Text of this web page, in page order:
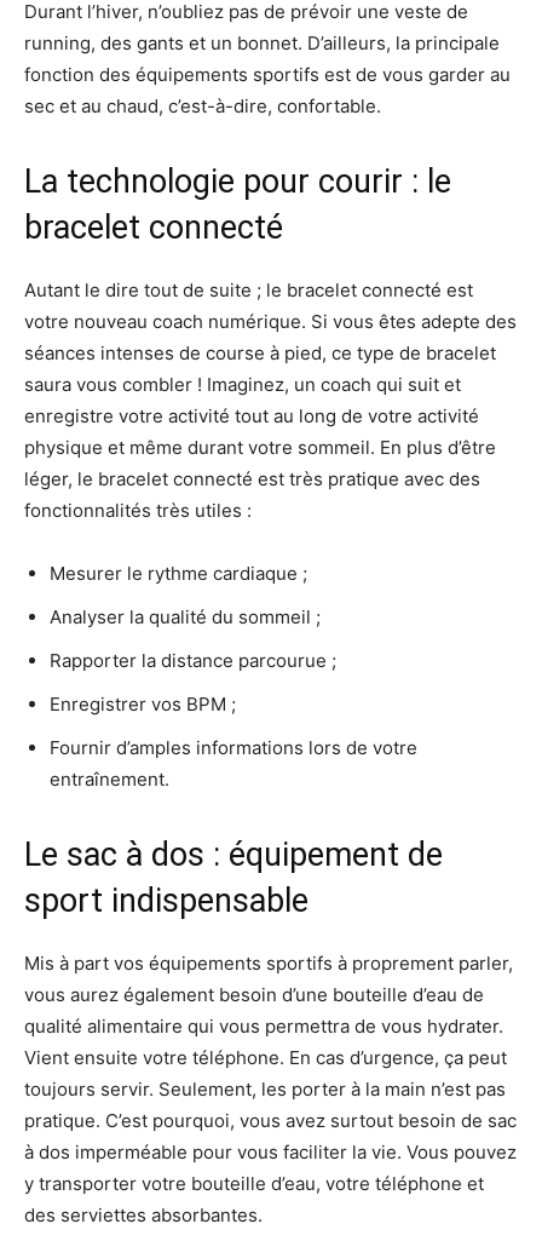
Durant l’hiver, n’oubliez pas de prévoir une veste de
running, des gants et un bonnet. D’ailleurs, la principale
fonction des équipements sportifs est de vous garder au
sec et au chaud, c’est-à-dire, confortable.
La technologie pour courir : le
bracelet connecté
Autant le dire tout de suite ; le bracelet connecté est
votre nouveau coach numérique. Si vous êtes adepte des
séances intenses de course à pied, ce type de bracelet
saura vous combler ! Imaginez, un coach qui suit et
enregistre votre activité tout au long de votre activité
physique et même durant votre sommeil. En plus d’être
léger, le bracelet connecté est très pratique avec des
fonctionnalités très utiles :
Mesurer le rythme cardiaque ;
Analyser la qualité du sommeil ;
Rapporter la distance parcourue ;
Enregistrer vos BPM ;
Fournir d’amples informations lors de votre
entraînement.
Le sac à dos : équipement de
sport indispensable
Mis à part vos équipements sportifs à proprement parler,
vous aurez également besoin d’une bouteille d’eau de
qualité alimentaire qui vous permettra de vous hydrater.
Vient ensuite votre téléphone. En cas d’urgence, ça peut
toujours servir. Seulement, les porter à la main n’est pas
pratique. C’est pourquoi, vous avez surtout besoin de sac
à dos imperméable pour vous faciliter la vie. Vous pouvez
y transporter votre bouteille d’eau, votre téléphone et
des serviettes absorbantes.